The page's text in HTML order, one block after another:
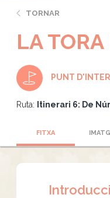
TORNAR
LA
PUNT
Ruta: Itinerari 6: De
FITXA